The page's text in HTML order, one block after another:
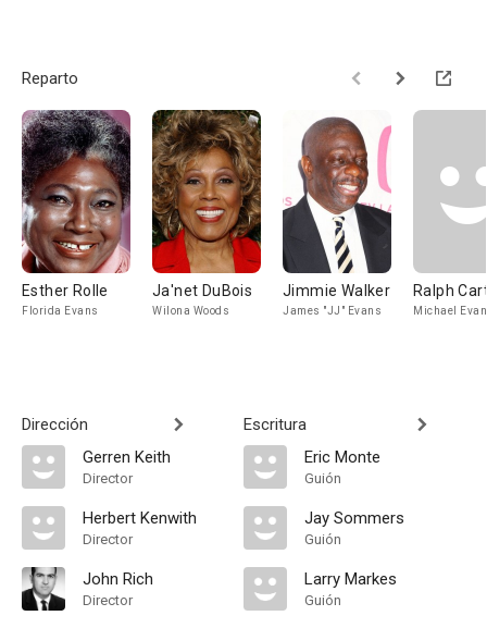
Reparto
Esther Rolle
Florida Evans
Ja'net DuBois
Wilona Woods
Jimmie Walker
James "JJ" Evans
Ralph
Michael
Dirección
Gerren Keith
Director
Herbert Kenwith
Director
John Rich
Director
Escritura
Eric Monte
Guión
Jay Sommers
Guión
Larry Markes
Guión